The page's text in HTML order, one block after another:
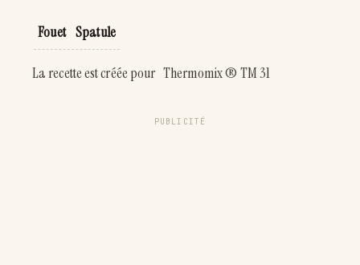
Fouet Spatule
La recette est créée pour Thermomix ® TM 31
PUBLICITÉ